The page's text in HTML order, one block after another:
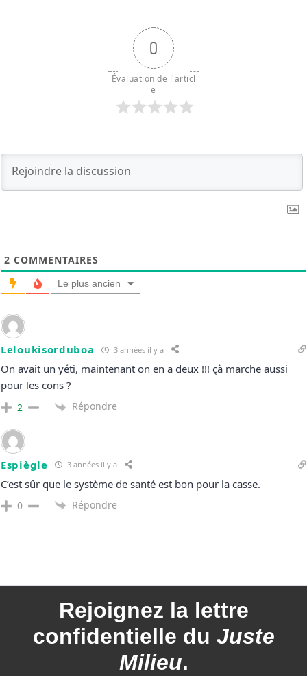
0
Évaluation de l'articl
e
2 COMMENTAIRES
Le plus ancien
Leloukisorduboa 3 années il y a
On avait un yéti, maintenant on en a deux !!! çà marche aussi
pour les cons ?
2 Répondre
Espiègle 3 années il y a
C’est sûr que le système de santé est bon pour la casse.
0 Répondre
Rejoignez la lettre
confidentielle du Juste
Milieu.